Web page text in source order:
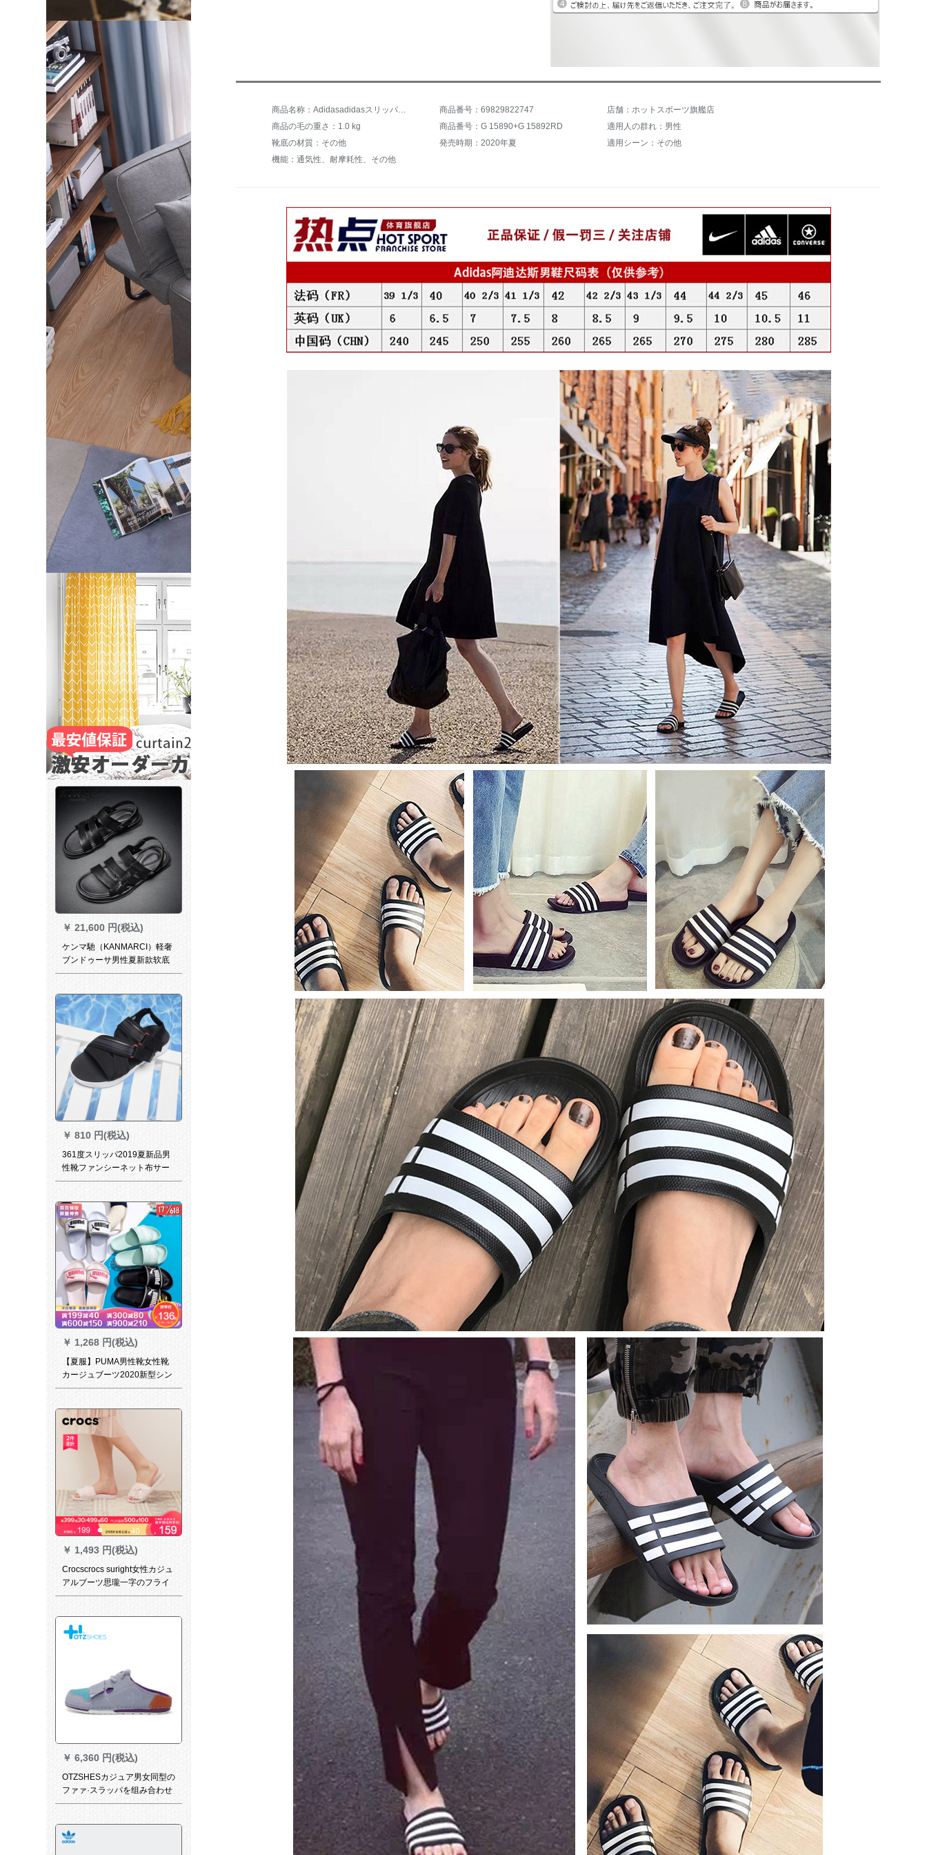
￥ 21,600 円(税込)
ケンマ馳（KANMARCI）軽奢
ブンドゥーサ男性夏新款软底
快适ビブーツ男性通気性兼用
￥ 810 円(税込)
361度スリッパ2019夏新品男
性靴ファンシーネット布サー
676730-2曜石黒/マグリード
￥ 1,268 円(税込)
【夏服】PUMA男性靴女性靴
カージュブーツ2020新型シン
プロで上品なスリムパン
ク42
￥ 1,493 円(税込)
Crocscrocs suright女性カジュ
アルブーツ思瓏一字のフライ
パンファ·マット·カージュ保温
￥ 6,360 円(税込)
OTZSHESカジュア男女同型の
ファァ·スラッパを组み合わせ
た新型レイトブラーO 201905
商品名称：Adidasadidasスリッパ男性靴2020夏新品スニーカー大logoファッションカジュアル靴ビーチ靴涼スリッパG 15890 G 15890 1号黒/白43 商品番号：69829822747
店舗：ホットスポーツ旗艦店
商品の毛の重さ：1.0 kg
商品番号：G 15890+G 15892RD
適用人の群れ：男性
靴底の材質：その他
発売時期：2020年夏
適用シーン：その他
機能：通気性、耐摩耗性、その他